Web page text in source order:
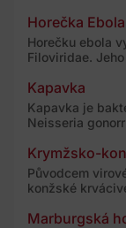
Horečka Ebola
Horečku ebola
Filoviridae.
Kapavka
Kapavka je
Neisseria
Krymžsko-
Původcem
konžské
Marburgská